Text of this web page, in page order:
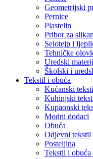
Geometrijski
Pernice
Plastelin
Pribor za
Selotejp i
Tehničke
Uredski
Školski i
Tekstil i obuća
Kućanski
Kuhinjski
Kupaonski
Modni dodaci
Obuća
Odjevni tekstil
Posteljina
Tekstil i obuća